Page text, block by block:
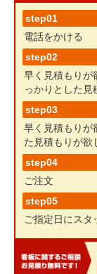
step01
電話をかける
step02
早く見積もりが
っかりとした見
step03
早く見積もりが
た見積もりが欲
step04
ご注文
step05
ご指定日にスタ